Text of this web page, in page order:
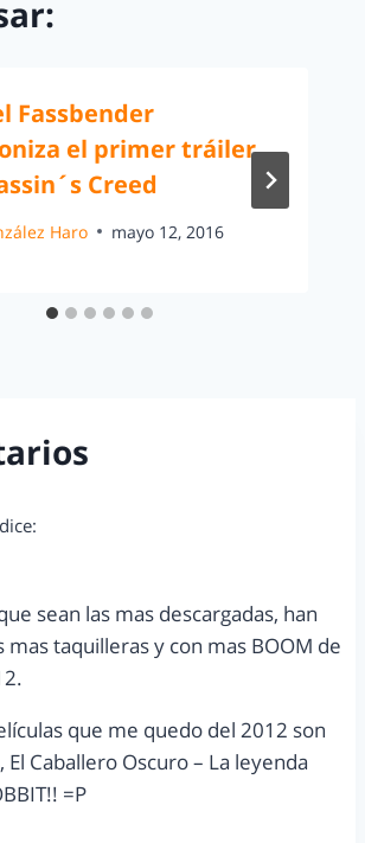
Fassbender
el primer tráiler
Creed
Haro mayo 12, 2016
dice:
sean las mas descargadas, han
mas taquilleras y con mas BOOM de
que me quedo del 2012 son
El Caballero Oscuro – La leyenda
=P